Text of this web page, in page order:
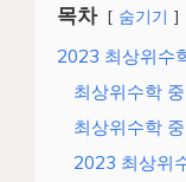
목차 숨기기
2023 최상위수
최상위수학
최상위수학
2023 최상위